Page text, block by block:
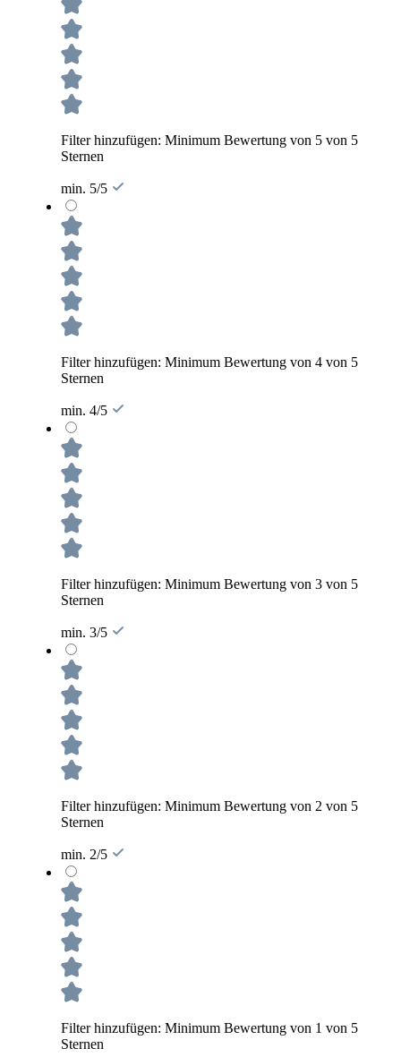
Filter hinzufügen: Minimum Bewertung von 5 von 5
Sternen
min. 5/5
Filter hinzufügen: Minimum Bewertung von 4 von 5
Sternen
min. 4/5
Filter hinzufügen: Minimum Bewertung von 3 von 5
Sternen
min. 3/5
Filter hinzufügen: Minimum Bewertung von 2 von 5
Sternen
min. 2/5
Filter hinzufügen: Minimum Bewertung von 1 von 5
Sternen